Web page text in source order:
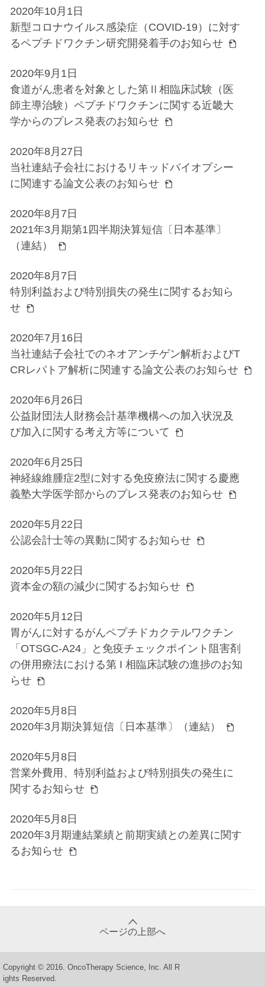
2020年10月1日
新型コロナウイルス感染症（COVID-19）に対す
るペプチドワクチン研究開発着手のお知らせ
2020年9月1日
食道がん患者を対象とした第Ⅱ相臨床試験（医
師主導治験）ペプチドワクチンに関する近畿大
学からのプレス発表のお知らせ
2020年8月27日
当社連結子会社におけるリキッドバイオプシー
に関連する論文公表のお知らせ
2020年8月7日
2021年3月期第1四半期決算短信〔日本基準〕
（連結）
2020年8月7日
特別利益および特別損失の発生に関するお知ら
せ
2020年7月16日
当社連結子会社でのネオアンチゲン解析およびT
CRレパトア解析に関連する論文公表のお知らせ
2020年6月26日
公益財団法人財務会計基準機構への加入状況及
び加入に関する考え方等について
2020年6月25日
神経線維腫症2型に対する免疫療法に関する慶應
義塾大学医学部からのプレス発表のお知らせ
2020年5月22日
公認会計士等の異動に関するお知らせ
2020年5月22日
資本金の額の減少に関するお知らせ
2020年5月12日
胃がんに対するがんペプチドカクテルワクチン
「OTSGC-A24」と免疫チェックポイント阻害剤
の併用療法における第 I 相臨床試験の進捗のお知
らせ
2020年5月8日
2020年3月期決算短信〔日本基準〕（連結）
2020年5月8日
営業外費用、特別利益および特別損失の発生に
関するお知らせ
2020年5月8日
2020年3月期連結業績と前期実績との差異に関す
るお知らせ
ページの上部へ
Copyright © 2016. OncoTherapy Science, Inc. All R
ights Reserved.